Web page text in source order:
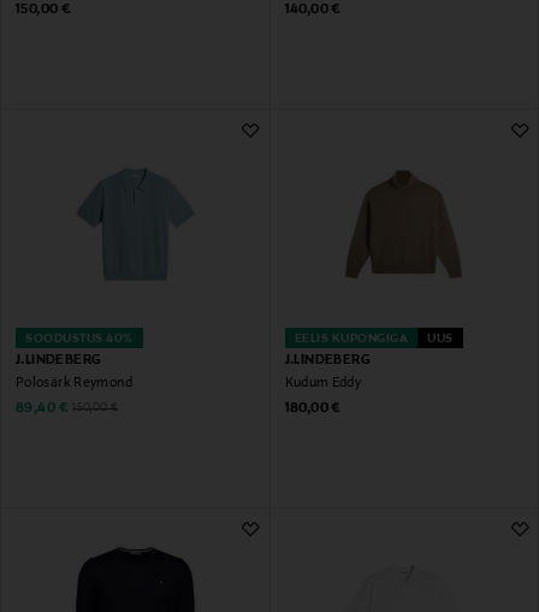
Original Price
150,00 €
Original Price
140,00 €
SOODUSTUS 40%
J.LINDEBERG
Polosärk Reymond
Discounted Price
89,40 € Original Price
150,00 €
EELIS KUPONGIGA UUS
J.LINDEBERG
Kudum Eddy
Original Price
180,00 €